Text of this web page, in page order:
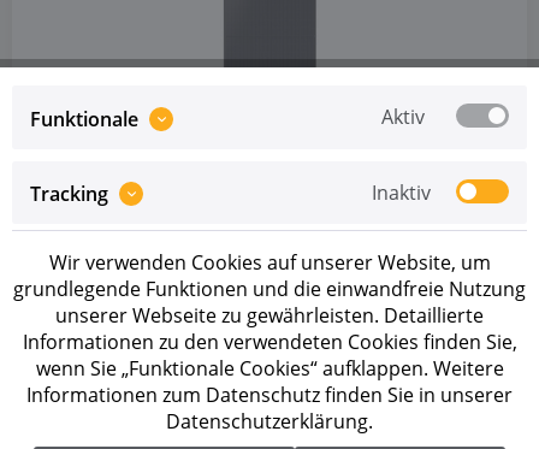
AUF LAGER
Bifaziales Full Black Modul von JA Solar
Funktionale Aktiv
Tracking Inaktiv
Wir verwenden Cookies auf unserer Website, um
grundlegende Funktionen und die einwandfreie Nutzung
unserer Webseite zu gewährleisten. Detaillierte
Informationen zu den verwendeten Cookies finden Sie,
wenn Sie „Funktionale Cookies“ aufklappen. Weitere
Informationen zum Datenschutz finden Sie in unserer
Datenschutzerklärung.